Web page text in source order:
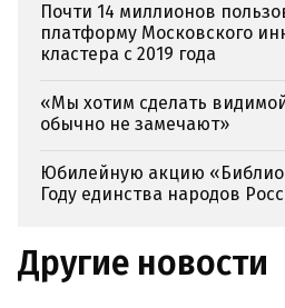
Почти 14 миллионов
платформу Московского
кластера с 2019 года
«Мы хотим сделать
обычно не замечают»
Юбилейную акцию
Году единства народов
Другие новости